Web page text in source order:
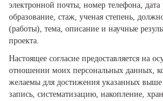
электронной почты, номер телефона,
образование, стаж, ученая степень,
(работы), тема, описание и научные
проекта.
Настоящее согласие предоставляется на
отношении моих персональных данных,
желаемы для достижения указанных выше
запись, систематизацию, накопление,